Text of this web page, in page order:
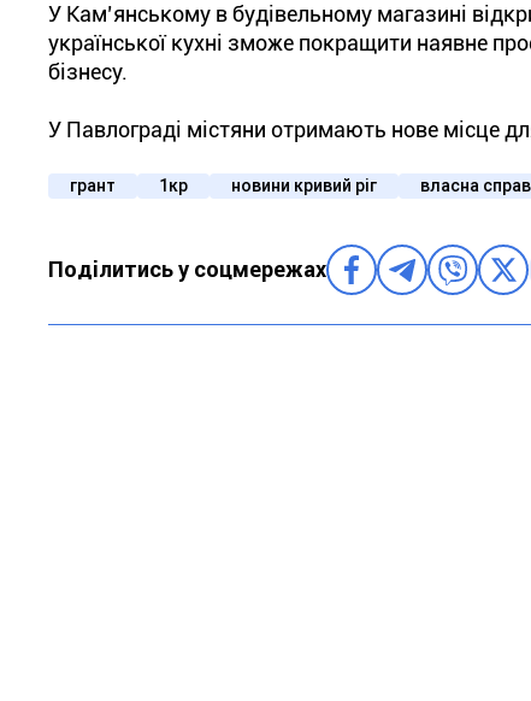
У Кам’янському в будівельному магазині
української кухні зможе покращити наявне
бізнесу.
У Павлограді містяни отримають нове місце
грант 1кр новини кривий ріг власна
Поділитись у соцмережах